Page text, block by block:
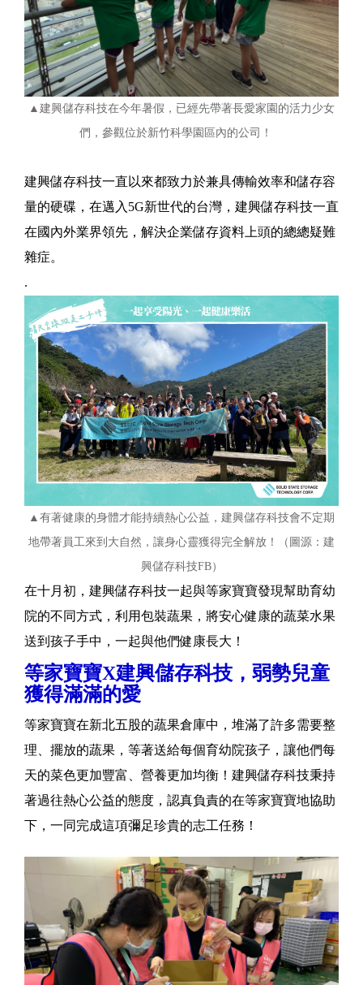
▲建興儲存科技在今年暑假，已經先帶著長愛家園的活力少女
們，參觀位於新竹科學園區內的公司！
建興儲存科技一直以來都致力於兼具傳輸效率和儲存容
量的硬碟，在邁入5G新世代的台灣，建興儲存科技一直
在國內外業界領先，解決企業儲存資料上頭的總總疑難
雜症。
.
▲有著健康的身體才能持續熱心公益，建興儲存科技會不定期
地帶著員工來到大自然，讓身心靈獲得完全解放！（圖源：建
興儲存科技FB）
在十月初，建興儲存科技一起與等家寶寶發現幫助育幼
院的不同方式，利用包裝蔬果，將安心健康的蔬菜水果
送到孩子手中，一起與他們健康長大！
等家寶寶X建興儲存科技，弱勢兒童
獲得滿滿的愛
等家寶寶在新北五股的蔬果倉庫中，堆滿了許多需要整
理、擺放的蔬果，等著送給每個育幼院孩子，讓他們每
天的菜色更加豐富、營養更加均衡！建興儲存科技秉持
著過往熱心公益的態度，認真負責的在等家寶寶地協助
下，一同完成這項彌足珍貴的志工任務！